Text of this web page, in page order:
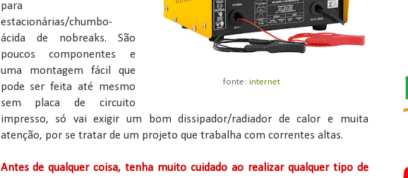
fonte: internet
para
estacionárias/chumbo-
ácida de nobreaks. São
poucos componentes e
uma montagem fácil que
pode ser feita até mesmo
sem placa de circuito
impresso, só vai exigir um bom dissipador/radiador de calor e muita
atenção, por se tratar de um projeto que trabalha com correntes altas.
Antes de qualquer coisa, tenha muito cuidado ao realizar qualquer tipo de